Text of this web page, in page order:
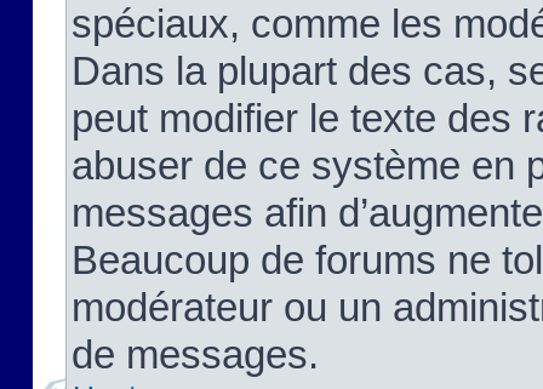
spéciaux, comme les
Dans la plupart des cas,
peut modifier le texte des
abuser de ce système en
messages afin
Beaucoup de forums ne
modérateur ou un
de messages.